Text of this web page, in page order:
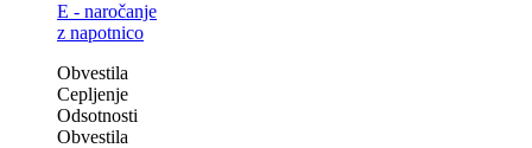
E - naročanje
z napotnico
Obvestila
Cepljenje
Odsotnosti
Obvestila